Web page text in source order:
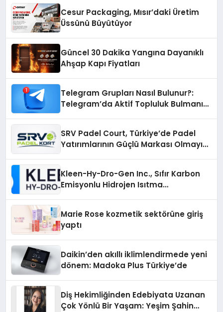
Cesur Packaging, Mısır’daki Üretim
Üssünü Büyütüyor
Güncel 30 Dakika Yangına Dayanıklı
Ahşap Kapı Fiyatları
Telegram Grupları Nasıl Bulunur?:
Telegram’da Aktif Topluluk Bulmanın
SRV Padel Court, Türkiye’de Padel
Yatırımlarının Güçlü Markası Olmayı
Kleen-Hy-Dro-Gen Inc., Sıfır Karbon
Emisyonlu Hidrojen Isıtma
Marie Rose kozmetik sektörüne giriş
yaptı
Daikin’den akıllı iklimlendirmede yeni
dönem: Madoka Plus Türkiye’de
Diş Hekimliğinden Edebiyata Uzanan
Çok Yönlü Bir Yaşam: Yeşim Şahin